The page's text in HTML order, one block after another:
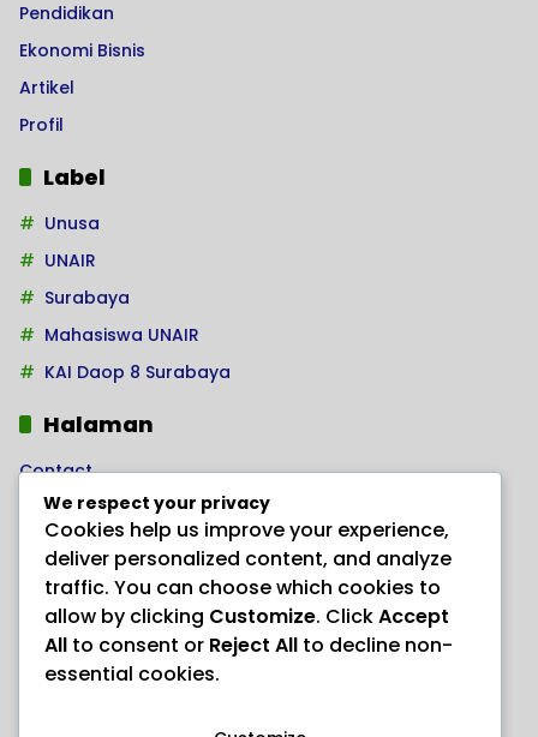
Pendidikan
Ekonomi Bisnis
Artikel
Profil
Label
Unusa
UNAIR
Surabaya
Mahasiswa UNAIR
KAI Daop 8 Surabaya
Halaman
Contact
Home
Kode Etik Jurnalistik
Pedoman Hak Jawab
Pedoman Media Siber
PRODUK HERBAL AJAIB “ANAYL STORE”
We respect your privacy
Cookies help us improve your experience,
deliver personalized content, and analyze
traffic. You can choose which cookies to
allow by clicking Customize. ClickAccept
All to consent or Reject All to decline non-
essential cookies.